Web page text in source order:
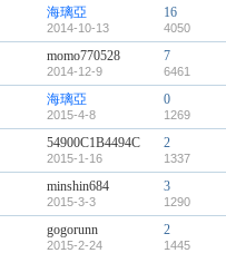
海璃亞
2014-10-13
16
4050
momo770528
2014-12-9
7
6461
海璃亞
2015-4-8
0
1269
54900C1B4494C
2015-1-16
2
1337
minshin684
2015-3-3
3
1290
gogorunn
2015-2-24
2
1445